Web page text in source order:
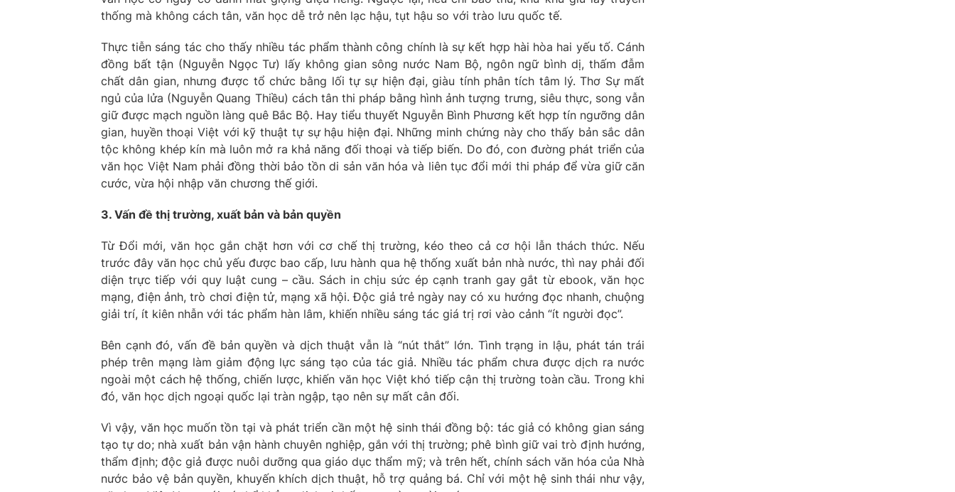
thống mà không cách tân, văn học dễ trở nên lạc hậu, tụt hậu so với trào lưu quốc tế.
Thực tiễn sáng tác cho thấy nhiều tác phẩm thành công chính là sự kết hợp hài hòa hai yếu tố. Cánh
đồng bất tận (Nguyễn Ngọc Tư) lấy không gian sông nước Nam Bộ, ngôn ngữ bình dị, thấm đẫm
chất dân gian, nhưng được tổ chức bằng lối tự sự hiện đại, giàu tính phân tích tâm lý. Thơ Sự mất
ngủ của lửa (Nguyễn Quang Thiều) cách tân thi pháp bằng hình ảnh tượng trưng, siêu thực, song vẫn
giữ được mạch nguồn làng quê Bắc Bộ. Hay tiểu thuyết Nguyễn Bình Phương kết hợp tín ngưỡng dân
gian, huyền thoại Việt với kỹ thuật tự sự hậu hiện đại. Những minh chứng này cho thấy bản sắc dân
tộc không khép kín mà luôn mở ra khả năng đối thoại và tiếp biến. Do đó, con đường phát triển của
văn học Việt Nam phải đồng thời bảo tồn di sản văn hóa và liên tục đổi mới thi pháp để vừa giữ căn
cước, vừa hội nhập văn chương thế giới.
3. Vấn đề thị trường, xuất bản và bản quyền
Từ Đổi mới, văn học gắn chặt hơn với cơ chế thị trường, kéo theo cả cơ hội lẫn thách thức. Nếu
trước đây văn học chủ yếu được bao cấp, lưu hành qua hệ thống xuất bản nhà nước, thì nay phải đối
diện trực tiếp với quy luật cung – cầu. Sách in chịu sức ép cạnh tranh gay gắt từ ebook, văn học
mạng, điện ảnh, trò chơi điện tử, mạng xã hội. Độc giả trẻ ngày nay có xu hướng đọc nhanh, chuộng
giải trí, ít kiên nhẫn với tác phẩm hàn lâm, khiến nhiều sáng tác giá trị rơi vào cảnh “ít người đọc”.
Bên cạnh đó, vấn đề bản quyền và dịch thuật vẫn là “nút thắt” lớn. Tình trạng in lậu, phát tán trái
phép trên mạng làm giảm động lực sáng tạo của tác giả. Nhiều tác phẩm chưa được dịch ra nước
ngoài một cách hệ thống, chiến lược, khiến văn học Việt khó tiếp cận thị trường toàn cầu. Trong khi
đó, văn học dịch ngoại quốc lại tràn ngập, tạo nên sự mất cân đối.
Vì vậy, văn học muốn tồn tại và phát triển cần một hệ sinh thái đồng bộ: tác giả có không gian sáng
tạo tự do; nhà xuất bản vận hành chuyên nghiệp, gắn với thị trường; phê bình giữ vai trò định hướng,
thẩm định; độc giả được nuôi dưỡng qua giáo dục thẩm mỹ; và trên hết, chính sách văn hóa của Nhà
nước bảo vệ bản quyền, khuyến khích dịch thuật, hỗ trợ quảng bá. Chỉ với một hệ sinh thái như vậy,